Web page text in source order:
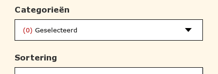
Categorieën
(0) Geselecteerd
Sortering